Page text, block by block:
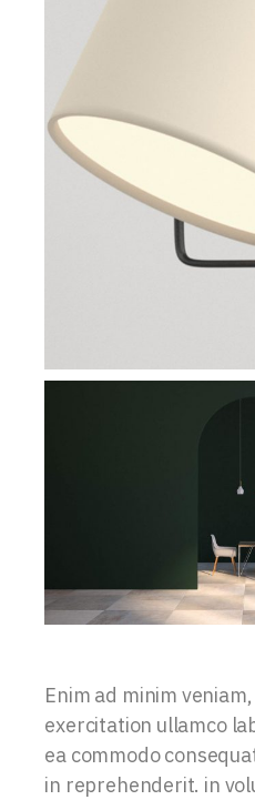
Enim ad minim
exercitation ullamco
ea commodo
in reprehenderit. in